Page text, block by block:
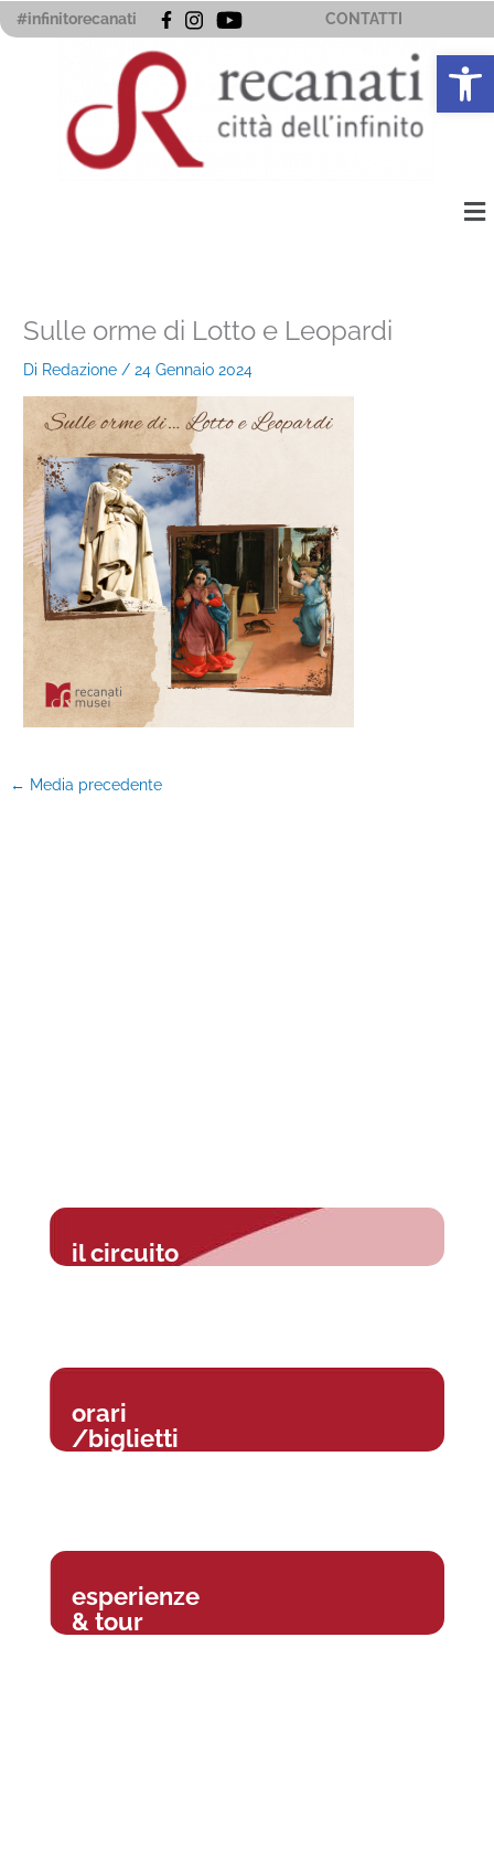
Vai
al
#infinitorecanati CONTATTI
Sulle orme di Lotto e Leopardi
Di Redazione /24 Gennaio 2024
← Media precedente
il circuito
orari
/biglietti
esperienze
& tour
Apri la